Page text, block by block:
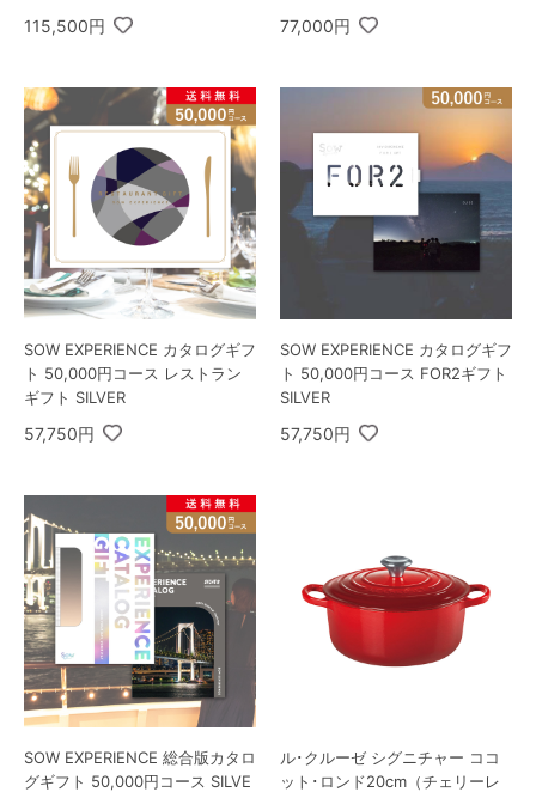
115,500円 77,000円
SOW EXPERIENCE カタログギフ
ト 50,000円コース レストラン
ギフト SILVER
57,750円
SOW EXPERIENCE カタログギフ
ト 50,000円コース FOR2ギフト
SILVER
57,750円
SOW EXPERIENCE 総合版カタロ
グギフト 50,000円コース SILVE
ル･クルーゼ シグニチャー ココ
ット･ロンド20cm（チェリーレ